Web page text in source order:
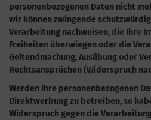
personenbezogenen Daten nicht
wir können zwingende
Verarbeitung nachweisen, die Ihre
Freiheiten überwiegen oder die
Geltendmachung, Ausübung oder
Rechtsansprüchen (Widerspruch
Werden Ihre personenbezogenen
Direktwerbung zu betreiben, so
Widerspruch gegen die